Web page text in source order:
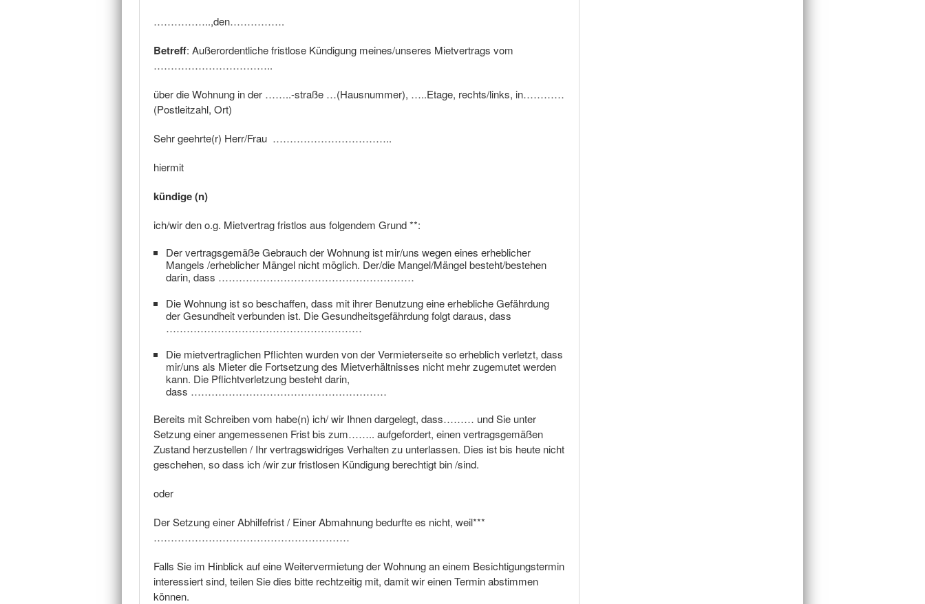
……………..,den…………….
Betreff: Außerordentliche fristlose Kündigung meines/unseres Mietvertrags vom
……………………………..
über die Wohnung in der ……..-straße …(Hausnummer), …..Etage, rechts/links, in…………
(Postleitzahl, Ort)
Sehr geehrte(r) Herr/Frau ……………………………..
hiermit
kündige (n)
ich/wir den o.g. Mietvertrag fristlos aus folgendem Grund **:
Der vertragsgemäße Gebrauch der Wohnung ist mir/uns wegen eines erheblicher
Mangels /erheblicher Mängel nicht möglich. Der/die Mangel/Mängel besteht/bestehen
darin, dass …………………………………………………
Die Wohnung ist so beschaffen, dass mit ihrer Benutzung eine erhebliche Gefährdung
der Gesundheit verbunden ist. Die Gesundheitsgefährdung folgt daraus, dass
…………………………………………………
Die mietvertraglichen Pflichten wurden von der Vermieterseite so erheblich verletzt, dass
mir/uns als Mieter die Fortsetzung des Mietverhältnisses nicht mehr zugemutet werden
kann. Die Pflichtverletzung besteht darin,
dass …………………………………………………
Bereits mit Schreiben vom habe(n) ich/ wir Ihnen dargelegt, dass……… und Sie unter
Setzung einer angemessenen Frist bis zum…….. aufgefordert, einen vertragsgemäßen
Zustand herzustellen / Ihr vertragswidriges Verhalten zu unterlassen. Dies ist bis heute nicht
geschehen, so dass ich /wir zur fristlosen Kündigung berechtigt bin /sind.
oder
Der Setzung einer Abhilfefrist / Einer Abmahnung bedurfte es nicht, weil***
…………………………………………………
Falls Sie im Hinblick auf eine Weitervermietung der Wohnung an einem Besichtigungstermin
interessiert sind, teilen Sie dies bitte rechtzeitig mit, damit wir einen Termin abstimmen
können.